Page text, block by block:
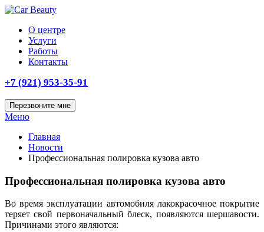
О центре
Услуги
Работы
Контакты
+7 (921) 953-35-91
Перезвоните мне
Меню
Главная
Новости
Профессиональная полировка кузова авто
Профессиональная полировка кузова авто
Во время эксплуатации автомобиля лакокрасочное покрытие
теряет свой первоначальный блеск, появляются шершавости.
Причинами этого являются: